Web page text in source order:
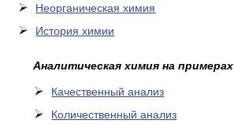
Неорганическая химия
История химии
Аналитическая химия на примерах
Качественный анализ
Количественный анализ